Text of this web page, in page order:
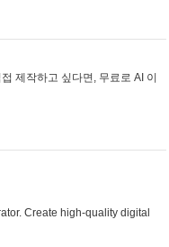
제작하고 싶다면, 무료로 AI 이
Create high-quality digital